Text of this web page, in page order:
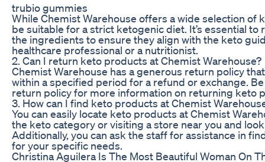
trubio gummies
While Chemist Warehouse offers a wide selection
be suitable for a strict ketogenic diet. It’s essential
the ingredients to ensure they align with the keto
healthcare professional or a nutritionist.
2. Can I return keto products at Chemist Warehouse?
Chemist Warehouse has a generous return policy
within a specified period for a refund or exchange.
return policy for more information on returning keto
3. How can I find keto products at Chemist
You can easily locate keto products at Chemist
the keto category or visiting a store near you and
Additionally, you can ask the staff for assistance in
for your specific needs.
Christina Aguilera Is The Most Beautiful Woman On